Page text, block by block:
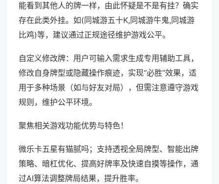
能看到其他人的牌一样，由此怀疑是不是有挂？确实
存在此类外挂。如(同城游五十K,同城游牛鬼,同城游
比鸡)等，建议通过正规途径维护游戏公平。
自定义修改牌：用户可输入需求生成专用辅助工具，
修改自身牌型或隐藏操作痕迹，实现“必胜”效果，适
用于多种场景（如与好友对局），但需注意遵守游戏
规则，维护公平环境。
聚焦相关游戏功能优势与特色！
微乐卡五星有猫腻吗；支持透视全局牌型、智能出牌
策略、暗杠优化、提高好牌率及快速自摸等操作，通
过AI算法调整牌局结果，提升胜率。